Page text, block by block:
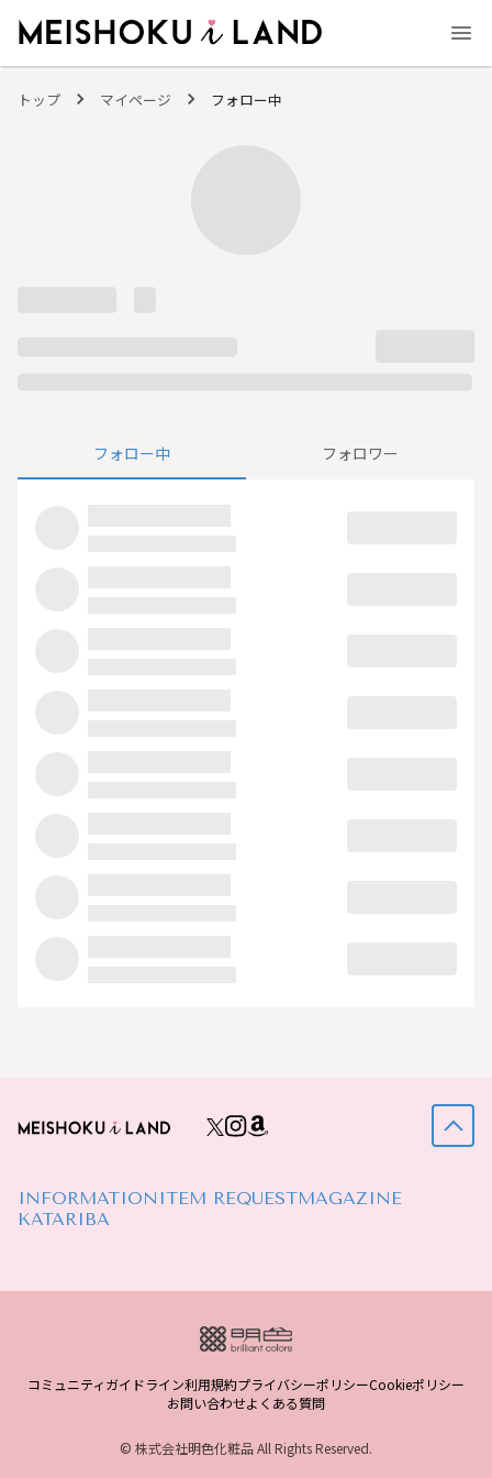
トップ マイページ フォロー中
フォロー中 フォロワー
INFORMATION ITEM REQUESTMAGAZINE
KATARIBA
コミュニティガイドライン利用規約プライバシーポリシーCookieポリシー
お問い合わせよくある質問
© 株式会社明色化粧品 All Rights Reserved.